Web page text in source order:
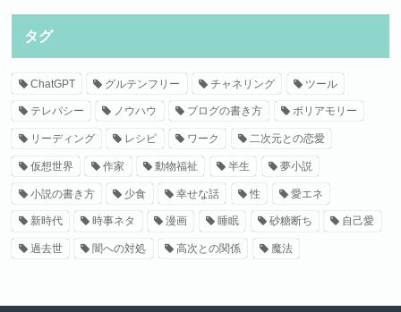
タグ
ChatGPT グルテンフリー チャネリング ツール
テレパシー ノウハウ ブログの書き方 ポリアモリー
リーディング レシピ ワーク 二次元との恋愛
仮想世界 作家 動物福祉 半生 夢小説
小説の書き方 少食 幸せな話 性 愛エネ
新時代 時事ネタ 漫画 睡眠 砂糖断ち 自己愛
過去世 闇への対処 高次との関係 魔法